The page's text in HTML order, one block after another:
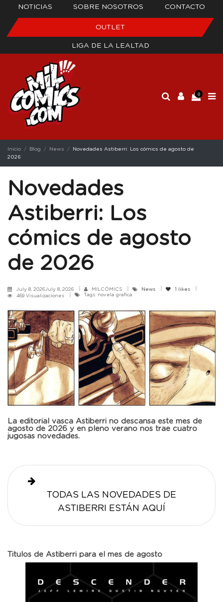
NOTICIAS SOBRE NOSOTROS CONTACTO
OUTLET
LIGA DE LA LEALTAD
0
Inicio Blog News
Novedades Astiberri: Los cómics de agosto de
2026
Novedades
Astiberri: Los
cómics de agosto
de 2026
July 8, 2026July 8, 2026 MILCÓMICS News 1
likes
469 Visualizaciones
Tags: novela grafica
La editorial vasca Astiberri no descansa este mes de
agosto de 2026 y en pleno verano nos trae cuatro
jugosas novedades.
TODAS LAS NOVEDADES DE
ASTIBERRI ESTÁN AQUÍ
Titulos de Astiberri para el mes de agosto